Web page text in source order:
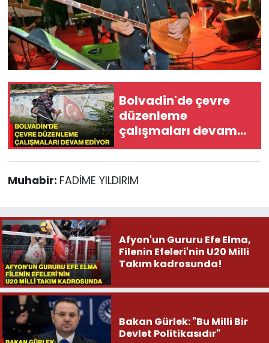
Bolvadin'de çevre
düzenleme
çalışmaları devam
ediyor
Muhabir: FADİME YILDIRIM
Afyon'un Gururu Efe Elma,
Filenin Efeleri'nin U20 Milli
Takım kadrosunda!
Bakan Gürlek: "Bu Milli Bir
Devlet Politikasıdır"